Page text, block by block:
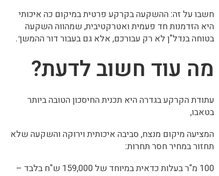
חשבו על זה: ההשקעה בקרקע פרטית במיקום כה איכותי
היא הזדמנות חד פעמית ואטרקטיבית, שמהווה השקעה
בטוחה בנדל"ן לא רק עבורכם, אלא גם בעבור דור ההמשך.
מה עוד חשוב לדעת?
עתודת הקרקע בגדרה היא תכנית החיסכון הטובה ביותר
בטאבו,
המציעה מיקום מנצח, סביבה איכותית וירוקה והשקעה שלא
תחזור במחיר חסר תחרות:
100 מ"ר בעלות כדאית במיוחד של 159,000 ש"ח בלבד –